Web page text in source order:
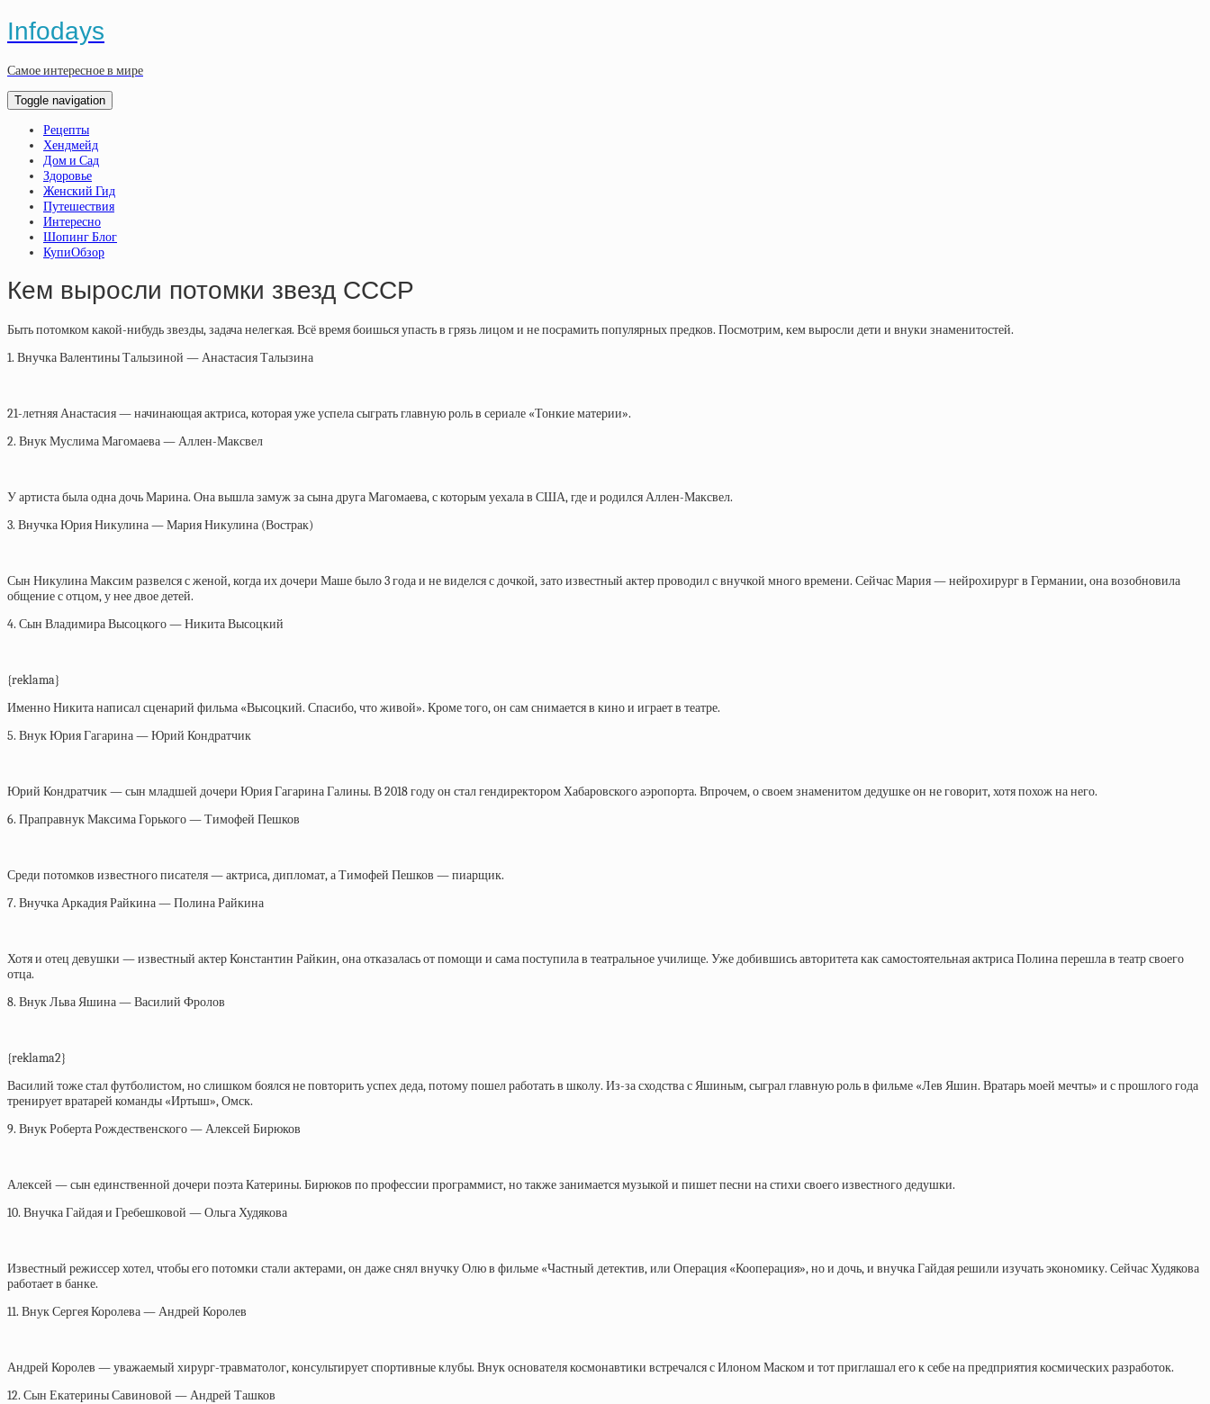
Infodays
Самое интересное в мире
Toggle navigation
Рецепты
Хендмейд
Дом и Сад
Здоровье
Женский Гид
Путешествия
Интересно
Шопинг Блог
КупиОбзор
Кем выросли потомки звезд СССР
Быть потомком какой-нибудь звезды, задача нелегкая. Всё время боишься упасть в грязь лицом и не посрамить популярных предков. Посмотрим, кем выросли дети и внуки знаменитостей.
1. Внучка Валентины Талызиной — Анастасия Талызина
21-летняя Анастасия — начинающая актриса, которая уже успела сыграть главную роль в сериале «Тонкие материи».
2. Внук Муслима Магомаева — Аллен-Максвел
У артиста была одна дочь Марина. Она вышла замуж за сына друга Магомаева, с которым уехала в США, где и родился Аллен-Максвел.
3. Внучка Юрия Никулина — Мария Никулина (Вострак)
Сын Никулина Максим развелся с женой, когда их дочери Маше было 3 года и не виделся с дочкой, зато известный актер проводил с внучкой много времени. Сейчас Мария — нейрохирург в Германии, она возобновила
общение с отцом, у нее двое детей.
4. Сын Владимира Высоцкого — Никита Высоцкий
{reklama}
Именно Никита написал сценарий фильма «Высоцкий. Спасибо, что живой». Кроме того, он сам снимается в кино и играет в театре.
5. Внук Юрия Гагарина — Юрий Кондратчик
Юрий Кондратчик — сын младшей дочери Юрия Гагарина Галины. В 2018 году он стал гендиректором Хабаровского аэропорта. Впрочем, о своем знаменитом дедушке он не говорит, хотя похож на него.
6. Праправнук Максима Горького — Тимофей Пешков
Среди потомков известного писателя — актриса, дипломат, а Тимофей Пешков — пиарщик.
7. Внучка Аркадия Райкина — Полина Райкина
Хотя и отец девушки — известный актер Константин Райкин, она отказалась от помощи и сама поступила в театральное училище. Уже добившись авторитета как самостоятельная актриса Полина перешла в театр своего
отца.
8. Внук Льва Яшина — Василий Фролов
{reklama2}
Василий тоже стал футболистом, но слишком боялся не повторить успех деда, потому пошел работать в школу. Из-за сходства с Яшиным, сыграл главную роль в фильме «Лев Яшин. Вратарь моей мечты» и с прошлого года
тренирует вратарей команды «Иртыш», Омск.
9. Внук Роберта Рождественского — Алексей Бирюков
Алексей — сын единственной дочери поэта Катерины. Бирюков по профессии программист, но также занимается музыкой и пишет песни на стихи своего известного дедушки.
10. Внучка Гайдая и Гребешковой — Ольга Худякова
Известный режиссер хотел, чтобы его потомки стали актерами, он даже снял внучку Олю в фильме «Частный детектив, или Операция «Кооперация», но и дочь, и внучка Гайдая решили изучать экономику. Сейчас Худякова
работает в банке.
11. Внук Сергея Королева — Андрей Королев
Андрей Королев — уважаемый хирург-травматолог, консультирует спортивные клубы. Внук основателя космонавтики встречался с Илоном Маском и тот приглашал его к себе на предприятия космических разработок.
12. Сын Екатерины Савиновой — Андрей Ташков